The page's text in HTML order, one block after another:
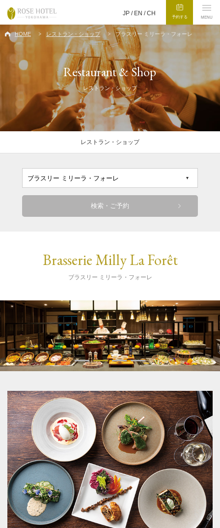
JP / EN /CH
予約する MENU
HOME レストラン・ショップ ブラスリー ミリーラ・フォーレ
Restaurant & Shop
レストラン・ショップ
レストラン・ショップ
検索・ご予約
Brasserie Milly La Forêt
ブラスリー ミリーラ・フォーレ